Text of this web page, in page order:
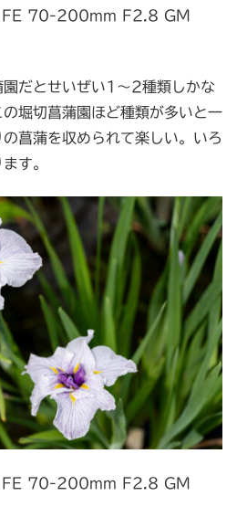
70-200mm F2.8 GM
だとせいぜい1～2種類しかな
堀切菖蒲園ほど種類が多いと一
菖蒲を収められて楽しい。いろ
す。
70-200mm F2.8 GM